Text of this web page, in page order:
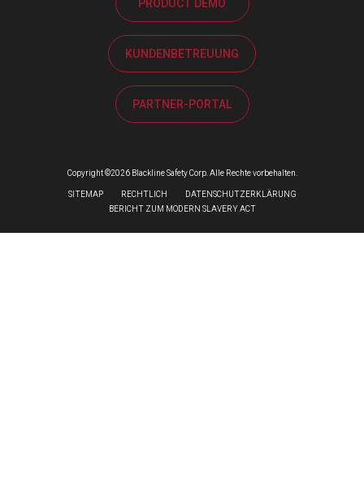
PRODUCT DEMO
KUNDENBETREUUNG
PARTNER-PORTAL
Copyright ©2026 Blackline Safety Corp. Alle Rechte vorbehalten.
SITEMAP
RECHTLICH
DATENSCHUTZERKLÄRUNG
BERICHT ZUM MODERN SLAVERY ACT